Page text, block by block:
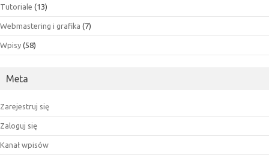
Tutoriale (13)
Webmastering i grafika (7)
Wpisy (58)
Meta
Zarejestruj się
Zaloguj się
Kanał wpisów